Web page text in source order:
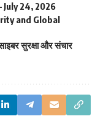
July 24, 2026
and Global
सुरक्षा और संचार